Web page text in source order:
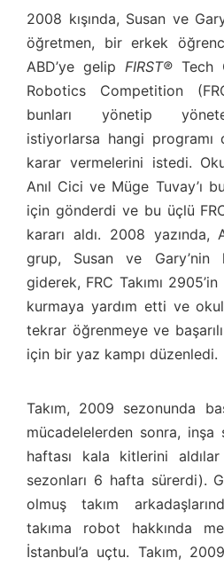
2008 kışında, Susan ve
öğretmen, bir erkek
ABD’ye gelip FIRST® Tech
Robotics Competition
bunları yönetip
istiyorlarsa hangi programı
karar vermelerini istedi.
Anıl Cici ve Müge Tuvay’ı
için gönderdi ve bu üçlü
kararı aldı. 2008 yazında,
grup, Susan ve Gary’nin
giderek, FRC Takımı
kurmaya yardım etti ve
tekrar öğrenmeye ve
için bir yaz kampı düzenledi.
Takım, 2009 sezonunda
mücadelelerden sonra, inşa
haftası kala kitlerini
sezonları 6 hafta sürerdi).
olmuş takım
takıma robot hakkında
İstanbul’a uçtu. Takım,